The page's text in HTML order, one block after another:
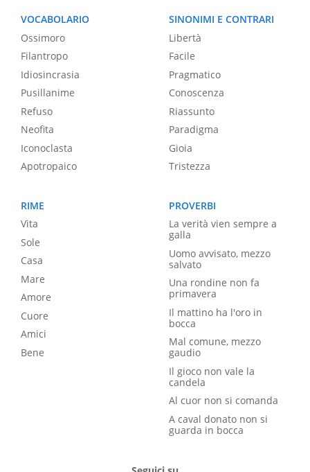
VOCABOLARIO
Ossimoro
Filantropo
Idiosincrasia
Pusillanime
Refuso
Neofita
Iconoclasta
Apotropaico
SINONIMI E CONTRARI
Libertà
Facile
Pragmatico
Conoscenza
Riassunto
Paradigma
Gioia
Tristezza
RIME
Vita
Sole
Casa
Mare
Amore
Cuore
Amici
Bene
PROVERBI
La verità vien sempre a
galla
Uomo avvisato, mezzo
salvato
Una rondine non fa
primavera
Il mattino ha l'oro in
bocca
Mal comune, mezzo
gaudio
Il gioco non vale la
candela
Al cuor non si comanda
A caval donato non si
guarda in bocca